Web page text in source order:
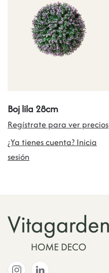
Boj lila 28cm
Regístrate para ver precios
¿Ya tienes cuenta? Inicia
sesión